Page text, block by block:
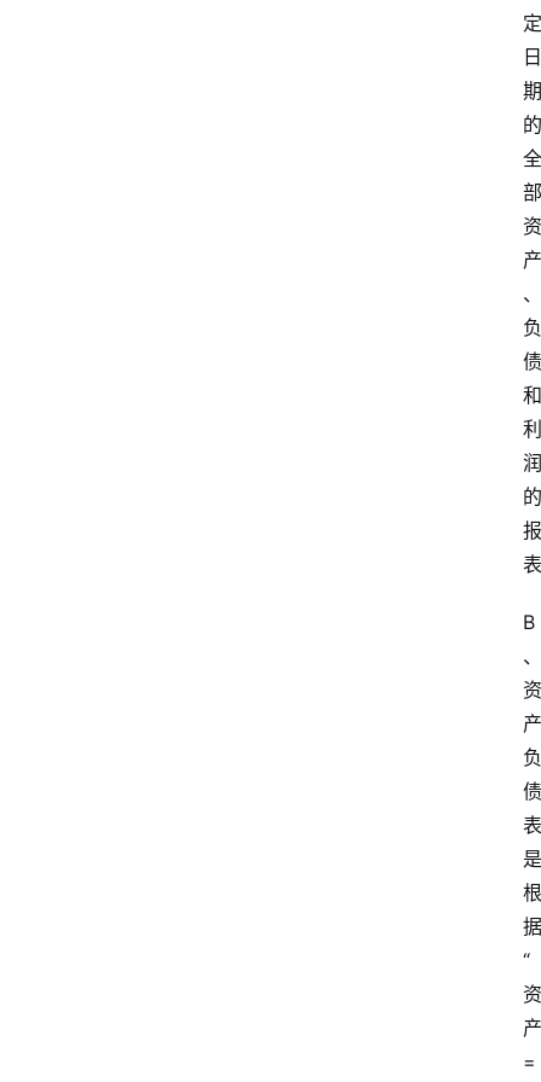
定
日
期
的
全
部
资
产
、
负
债
和
利
润
的
报
表
B
、
资
产
负
债
表
是
根
据
“
资
产
=